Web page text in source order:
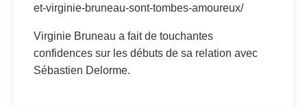
et-virginie-bruneau-sont-tombes-amoureux/
Virginie Bruneau a fait de touchantes
confidences sur les débuts de sa relation avec
Sébastien Delorme.